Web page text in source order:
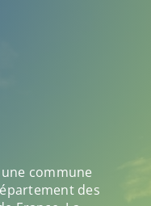
commune
des